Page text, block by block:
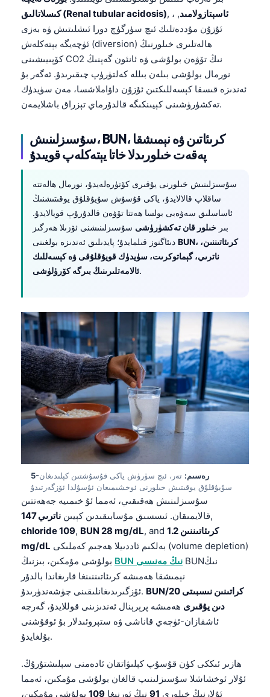
كىسلاتالىق (Renal tubular acidosis), ئاسېتازولامىد, ،
ئۇزۇن مۇددەتلىك ئىچ سۈرگۈچ دورا ئىشلىتىش ۋە بەزى
ئۈچەيگە يېتەكلەش (diversion) ھالەتلىرى خىلورنىڭ
كۆپىيىشىنى CO2 نىڭ تۆۋەن بولۇشى ۋە ئانئون گەپنىڭ
نورمال بولۇشى بىلەن بىللە كەلتۈرۈپ چىقىرىدۇ. ئەگەر بۇ
ئەندىزە قىسقا كېسەللىكتىن ئۇزۇن داۋاملاشسا، مەن سۈيدۈك
تەكشۈرۈشىنى كېيىنكىگە قالدۇرماي تېزراق باشلايمەن.
سۇسىزلىنىش، BUN، كرىئاتىن ۋە نېمىشقا
پەقەت خىلورىدلا خاتا يېتەكلەپ قويىدۇ
سۇسىزلىنىش خىلورنى يۇقىرى كۆتۈرەلەيدۇ، نورمال ھالەتتە
ساقلاپ قالالايدۇ، ياكى قۇسۇش سۇيۇقلۇق يوقىتىشنىڭ
ئاساسلىق سەۋەبى بولسا ھەتتا تۆۋەن قالدۇرۇپ قويالايدۇ.
بىر خىلور قان تەكشۈرۈشى سۇسىزلىنىشنى ئۆزىلا ھەرگىز
BUN، كرىئاتىننىن،
ناترىي، گېماتوكرىت، سۈيدۈك قويۇقلۇقى ۋە كېسەللىك
ئالامەتلىرىنىڭ بىرگە كۆرۈلۈشى.
5-رەسىم: تەر، ئىچ سۈرۈش ياكى قۇسۇشتىن كېلىدىغان
سۇيۇقلۇق يوقىتىش خىلورنى ئوخشىمىغان ئۇسۇلدا ئۆزگەرتىدۇ
سۇسىزلىنىش ھەقىقىي، ئەمما ئۇ خىمىيە جەھەتتىن
قالايمىقان. ئىسسىق مۇسابىقىدىن كېيىن ناترىي 147
,
chloride 109, BUN 28 mg/dL, and كرىئاتىننىن 1.2
mg/dL
BUN نىڭ مەنىسى BUNنىڭ
نېمىشقا ھەمىشە كرىئاتىننىنغا قارىغاندا بالدۇر
ئۆزگىرىدىغانلىقىنى چۈشەندۈرىدۇ. BUN/كراتىنىن نىسبىتى 20
دىن يۇقىرى ھەمىشە پرېرېنال ئەندىزىنى قوللايدۇ، گەرچە
ئاشقازان-ئۈچەي قاناشى ۋە ستېروئىدلار بۇ ئوقۇشنى
بۇلغايدۇ.
ھازىر ئىككى كۈن قۇسۇپ كېلىۋاتقان ئادەمنى سېلىشتۇرۇڭ.
ئۇلار ئوخشاشلا سۇسىزلىنىپ قالغان بولۇشى مۇمكىن، ئەمما
ئۇلارنىڭ خىلورى 91 نىڭ ئورنىغا 109 بولۇشى مۇمكىن،
ພາສາລາວ
Basa Jawa
Татар теле
Беларуская мова
Esperanto
Frysk
Ślōnskŏ gŏdka
Norsk bokmål